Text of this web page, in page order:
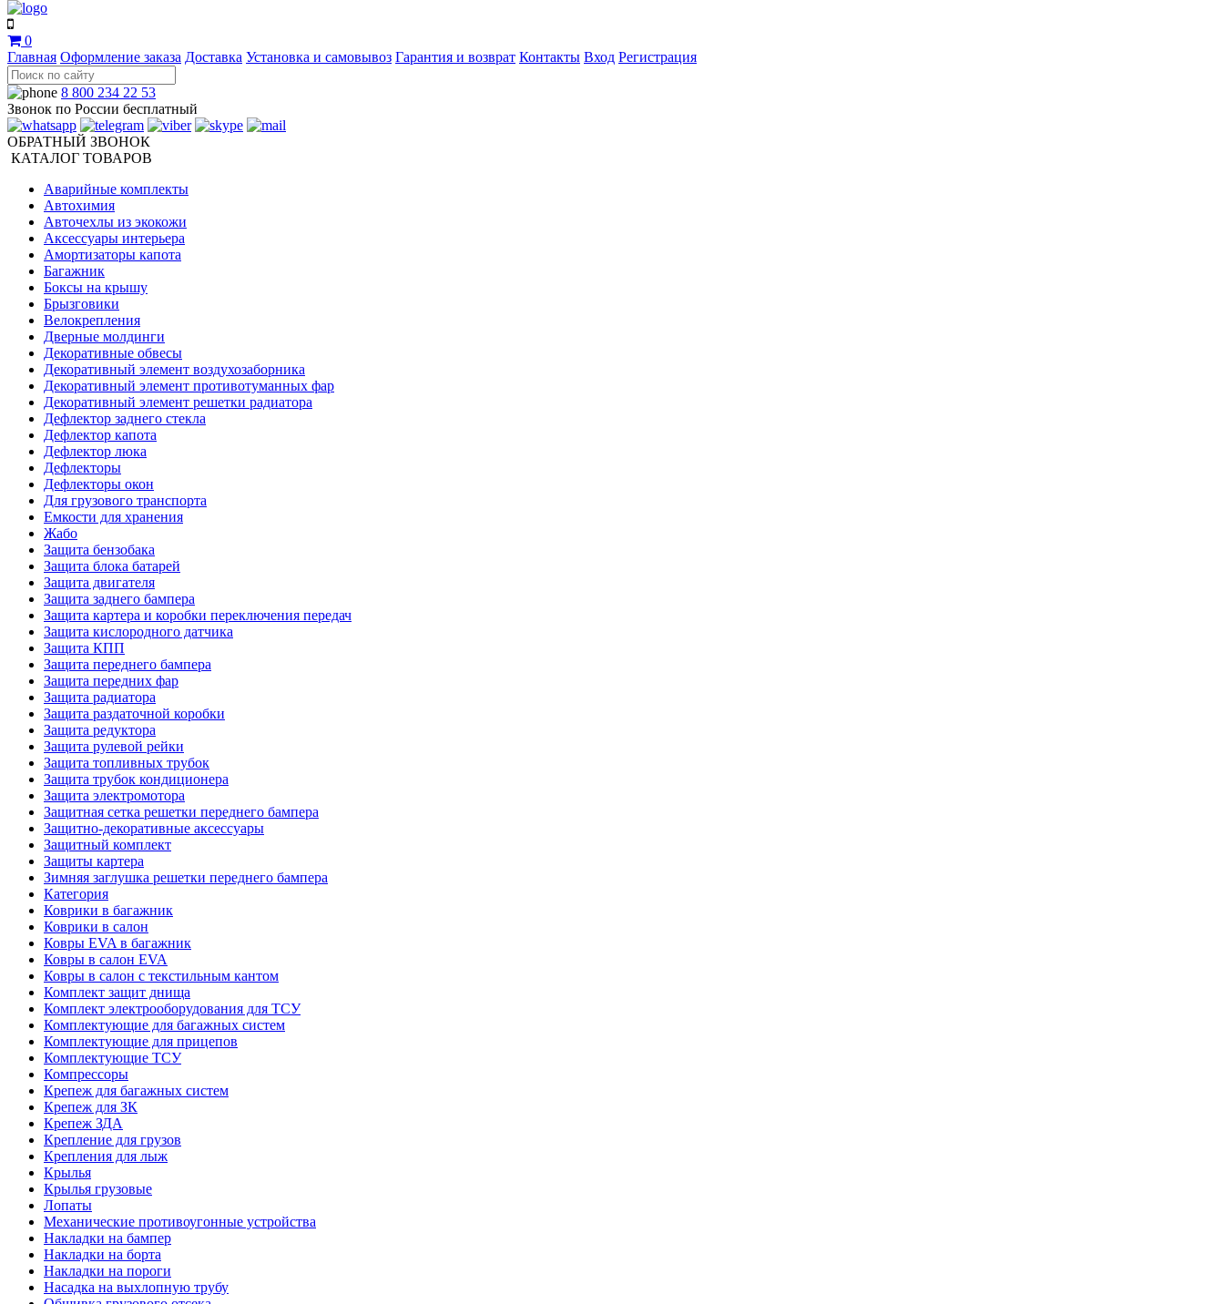
0
Главная Оформление заказа Доставка Установка и самовывоз Гарантия и возврат Контакты Вход Регистрация
8 800 234 22 53
Звонок по России бесплатный
ОБРАТНЫЙ ЗВОНОК
КАТАЛОГ ТОВАРОВ
Аварийные комплекты
Автохимия
Авточехлы из экокожи
Аксессуары интерьера
Амортизаторы капота
Багажник
Боксы на крышу
Брызговики
Велокрепления
Дверные молдинги
Декоративные обвесы
Декоративный элемент воздухозаборника
Декоративный элемент противотуманных фар
Декоративный элемент решетки радиатора
Дефлектор заднего стекла
Дефлектор капота
Дефлектор люка
Дефлекторы
Дефлекторы окон
Для грузового транспорта
Емкости для хранения
Жабо
Защита бензобака
Защита блока батарей
Защита двигателя
Защита заднего бампера
Защита картера и коробки переключения передач
Защита кислородного датчика
Защита КПП
Защита переднего бампера
Защита передних фар
Защита радиатора
Защита раздаточной коробки
Защита редуктора
Защита рулевой рейки
Защита топливных трубок
Защита трубок кондиционера
Защита электромотора
Защитная сетка решетки переднего бампера
Защитно-декоративные аксессуары
Защитный комплект
Защиты картера
Зимняя заглушка решетки переднего бампера
Категория
Коврики в багажник
Коврики в салон
Ковры EVA в багажник
Ковры в салон EVA
Ковры в салон с текстильным кантом
Комплект защит днища
Комплект электрооборудования для ТСУ
Комплектующие для багажных систем
Комплектующие для прицепов
Комплектующие ТСУ
Компрессоры
Крепеж для багажных систем
Крепеж для ЗК
Крепеж ЗДА
Крепление для грузов
Крепления для лыж
Крылья
Крылья грузовые
Лопаты
Механические противоугонные устройства
Накладки на бампер
Накладки на борта
Накладки на пороги
Насадка на выхлопную трубу